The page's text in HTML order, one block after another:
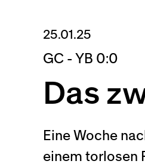
25.01.25
GC - YB 0:0
Das
Eine Woche
einem torlosen